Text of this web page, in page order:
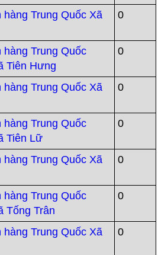
hàng Trung Quốc Xã
0
hàng Trung Quốc
Tiên Hưng
0
hàng Trung Quốc Xã
0
hàng Trung Quốc
Tiên Lữ
0
hàng Trung Quốc Xã
0
hàng Trung Quốc
Tống Trân
0
hàng Trung Quốc Xã
0